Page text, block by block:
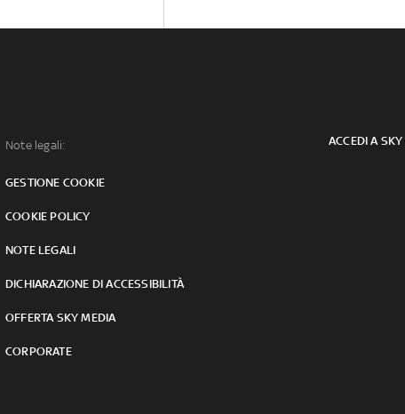
Note legali:
GESTIONE COOKIE
COOKIE POLICY
NOTE LEGALI
DICHIARAZIONE DI ACCESSIBILITÀ
OFFERTA SKY MEDIA
CORPORATE
ACCEDI A